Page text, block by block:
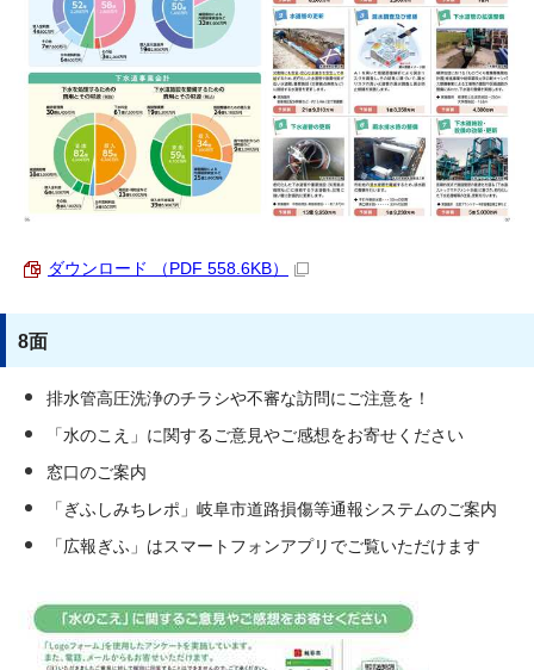
ダウンロード （PDF 558.6KB）
8面
排水管高圧洗浄のチラシや不審な訪問にご注意を！
「水のこえ」に関するご意見やご感想をお寄せください
窓口のご案内
「ぎふしみちレポ」岐阜市道路損傷等通報システムのご案内
「広報ぎふ」はスマートフォンアプリでご覧いただけます